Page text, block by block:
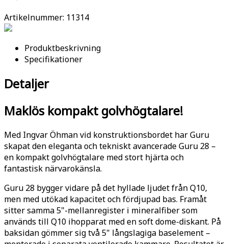
Artikelnummer: 11314
Produktbeskrivning
Specifikationer
Detaljer
Maklös kompakt golvhögtalare!
Med Ingvar Öhman vid konstruktionsbordet har Guru
skapat den eleganta och tekniskt avancerade Guru 28 –
en kompakt golvhögtalare med stort hjärta och
fantastisk närvarokänsla.
Guru 28 bygger vidare på det hyllade ljudet från Q10,
men med utökad kapacitet och fördjupad bas. Framåt
sitter samma 5"-mellanregister i mineralfiber som
används till Q10 ihopparat med en soft dome-diskant. På
baksidan gömmer sig två 5" långslagiga baselement –